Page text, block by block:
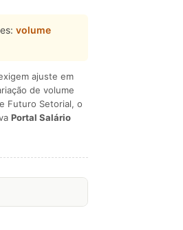
volume
ajuste em
de volume
Futuro Setorial, o
Portal Salário